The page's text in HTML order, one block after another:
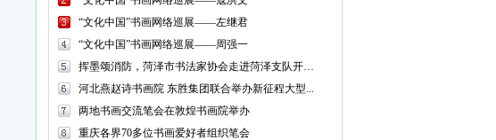
“文化中国”书画网络巡展——左继君
“文化中国”书画网络巡展——周强一
挥墨颂消防，菏泽市书法家协会走进菏泽支队开展...
河北燕赵诗书画院 东胜集团联合举办新征程大型...
两地书画交流笔会在敦煌书画院举办
重庆各界70多位书画爱好者组织笔会